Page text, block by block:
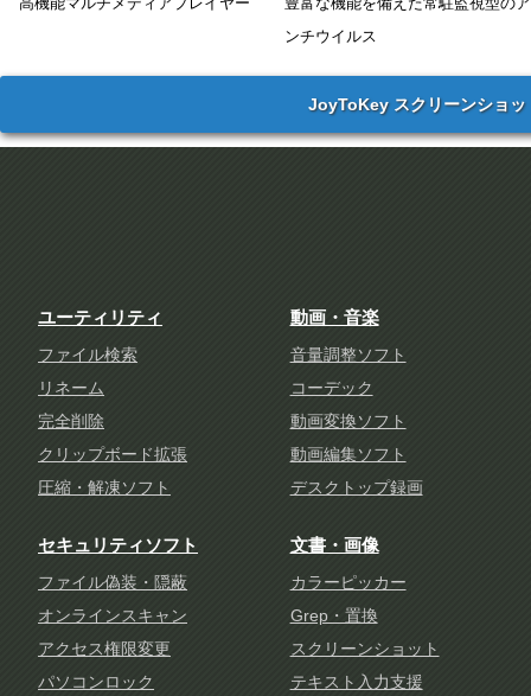
ンチウイルス
JoyToKey スクリーンショッ
ユーティリティ
ファイル検索
リネーム
完全削除
クリップボード拡張
圧縮・解凍ソフト
動画・音楽
音量調整ソフト
コーデック
動画変換ソフト
動画編集ソフト
デスクトップ録画
セキュリティソフト
ファイル偽装・隠蔽
オンラインスキャン
アクセス権限変更
パソコンロック
文書・画像
カラーピッカー
Grep・置換
スクリーンショット
テキスト入力支援